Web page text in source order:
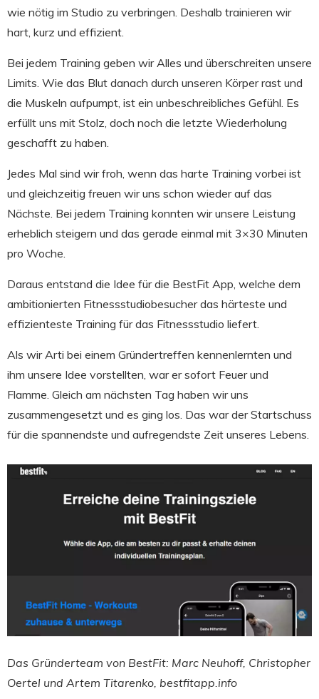
wie nötig im Studio zu verbringen. Deshalb trainieren wir
hart, kurz und effizient.
Bei jedem Training geben wir Alles und überschreiten unsere
Limits. Wie das Blut danach durch unseren Körper rast und
die Muskeln aufpumpt, ist ein unbeschreibliches Gefühl. Es
erfüllt uns mit Stolz, doch noch die letzte Wiederholung
geschafft zu haben.
Jedes Mal sind wir froh, wenn das harte Training vorbei ist
und gleichzeitig freuen wir uns schon wieder auf das
Nächste. Bei jedem Training konnten wir unsere Leistung
erheblich steigern und das gerade einmal mit 3×30 Minuten
pro Woche.
Daraus entstand die Idee für die BestFit App, welche dem
ambitionierten Fitnessstudiobesucher das härteste und
effizienteste Training für das Fitnessstudio liefert.
Als wir Arti bei einem Gründertreffen kennenlernten und
ihm unsere Idee vorstellten, war er sofort Feuer und
Flamme. Gleich am nächsten Tag haben wir uns
zusammengesetzt und es ging los. Das war der Startschuss
für die spannendste und aufregendste Zeit unseres Lebens.
Das Gründerteam von BestFit: Marc Neuhoff, Christopher
Oertel und Artem Titarenko, bestfitapp.info